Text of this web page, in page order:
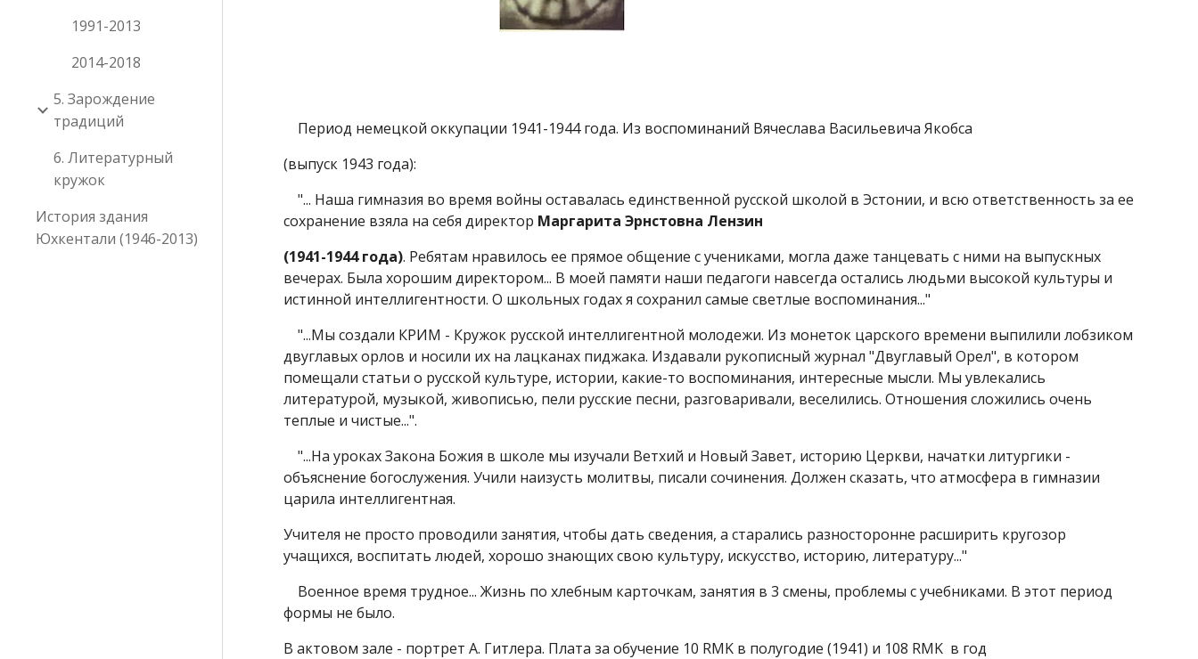
1991-2013
2014-2018
5. Зарождение
традиций
6. Литературный
кружок
История здания
Юхкентали (1946-2013)
Период немецкой оккупации 1941-1944 года. Из воспоминаний Вячеслава Васильевича Якобса
(выпуск 1943 года):
"... Наша гимназия во время войны оставалась единственной русской школой в Эстонии, и всю ответственность за ее
сохранение взяла на себя директор Маргарита Эрнстовна Лензин
(1941-1944 года). Ребятам нравилось ее прямое общение с учениками, могла даже танцевать с ними на выпускных
вечерах. Была хорошим директором... В моей памяти наши педагоги навсегда остались людьми высокой культуры и
истинной интеллигентности. О школьных годах я сохранил самые светлые воспоминания..."
"...Мы создали КРИМ - Кружок русской интеллигентной молодежи. Из монеток царского времени выпилили лобзиком
двуглавых орлов и носили их на лацканах пиджака. Издавали рукописный журнал "Двуглавый Орел", в котором
помещали статьи о русской культуре, истории, какие-то воспоминания, интересные мысли. Мы увлекались
литературой, музыкой, живописью, пели русские песни, разговаривали, веселились. Отношения сложились очень
теплые и чистые...".
"...На уроках Закона Божия в школе мы изучали Ветхий и Новый Завет, историю Церкви, начатки литургики -
объяснение богослужения. Учили наизусть молитвы, писали сочинения. Должен сказать, что атмосфера в гимназии
царила интеллигентная.
Учителя не просто проводили занятия, чтобы дать сведения, а старались разносторонне расширить кругозор
учащихся, воспитать людей, хорошо знающих свою культуру, искусство, историю, литературу..."
Военное время трудное... Жизнь по хлебным карточкам, занятия в 3 смены, проблемы с учебниками. В этот период
формы не было.
В актовом зале - портрет А. Гитлера. Плата за обучение 10 RMK в полугодие (1941) и 108 RMK в год